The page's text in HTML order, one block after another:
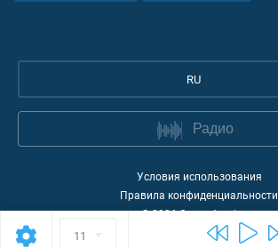
11
RU
Радио
Условия использования
Правила конфиденциальности
©2026Quran Academy